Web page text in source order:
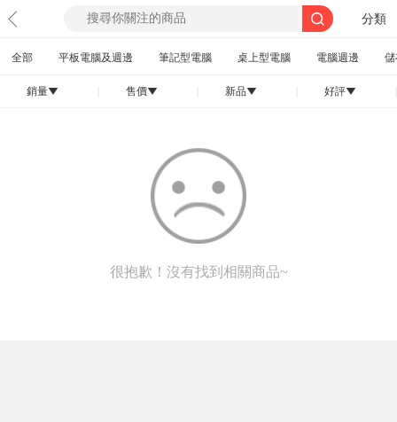
分類
全部 平板電腦及週邊 筆記型電腦 桌上型電腦 電腦週邊
銷量󰄢 售價󰄢 新品󰄢 好評󰄢
很抱歉！沒有找到相關商品~